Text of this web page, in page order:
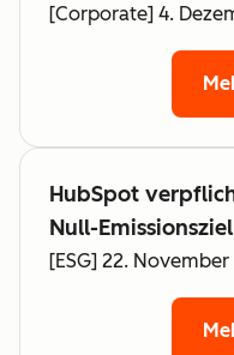
[Corporate] 4.
HubSpot
Null-
[ESG] 22. November